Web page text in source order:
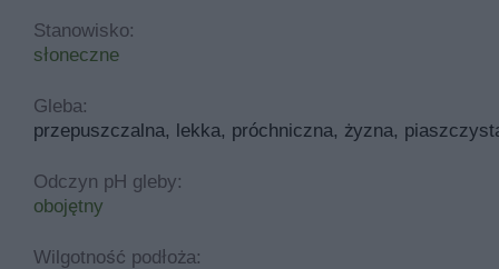
Stanowisko:
słoneczne
Gleba:
przepuszczalna, lekka, próchniczna, żyzna,
Odczyn pH gleby:
obojętny
Wilgotność podłoża: